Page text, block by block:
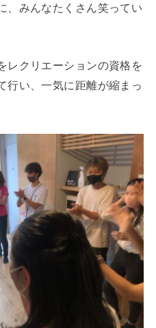
、みんなたくさん笑ってい
レクリエーションの資格を
行い、一気に距離が縮まっ